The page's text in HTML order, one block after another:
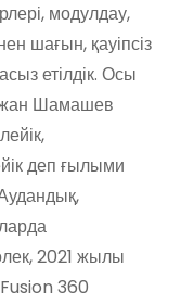
модулдау,
шағын, қауіпсіз
етілдік. Осы
Шамашев
деп ғылыми
2021 жылы
360